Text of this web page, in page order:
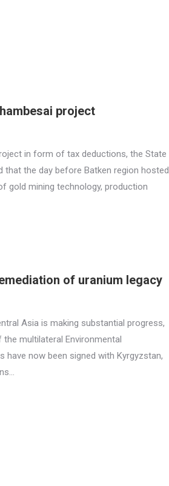
project
in form of tax deductions, the State
that the day before Batken region hosted
gold mining technology, production
of uranium legacy
Asia is making substantial progress,
multilateral Environmental
now been signed with Kyrgyzstan,